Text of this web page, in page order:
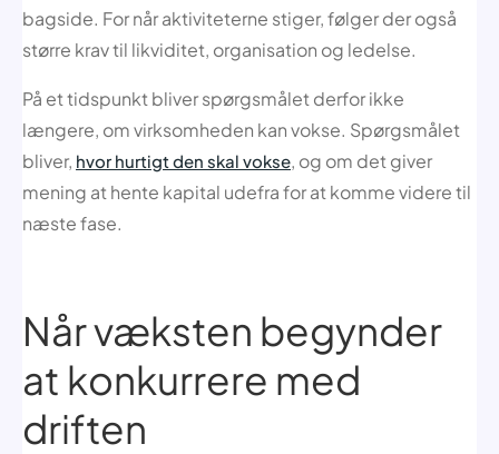
bagside. For når aktiviteterne stiger, følger der også
større krav til likviditet, organisation og ledelse.
På et tidspunkt bliver spørgsmålet derfor ikke
længere, om virksomheden kan vokse. Spørgsmålet
bliver, hvor hurtigt den skal vokse, og om det giver
mening at hente kapital udefra for at komme videre til
næste fase.
Når væksten begynder
at konkurrere med
driften